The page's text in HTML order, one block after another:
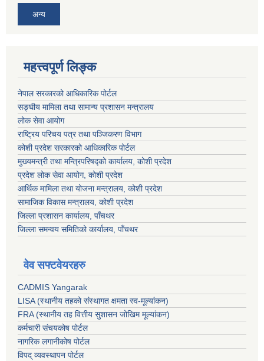
अन्य
महत्त्वपूर्ण लिङ्क
नेपाल सरकारको आधिकारिक पोर्टल
सङ्‍घीय मामिला तथा सामान्य प्रशासन मन्त्रालय
लोक सेवा आयोग
राष्ट्रिय परिचय पत्र तथा पञ्जिकरण विभाग
कोशी प्रदेश सरकारको आधिकारिक पोर्टल
मुख्यमन्त्री तथा मन्त्रिपरिषद्को कार्यालय, कोशी प्रदेश
प्रदेश लोक सेवा आयोग, कोशी प्रदेश
आर्थिक मामिला तथा योजना मन्त्रालय, कोशी प्रदेश
सामाजिक विकास मन्त्रालय, कोशी प्रदेश
जिल्ला प्रशासन कार्यालय, पाँचथर
जिल्ला समन्वय समितिको कार्यालय, पाँचथर
वेव सफ्टवेयरहरु
CADMIS Yangarak
LISA (स्थानीय तहको संस्थागत क्षमता स्व-मूल्यांकन)
FRA (स्थानीय तह वित्तीय सुशासन जोखिम मूल्यांकन)
कर्मचारी संचयकोष पोर्टल
नागरिक लगानीकोष पोर्टल
विपद् व्यवस्थापन पोर्टल